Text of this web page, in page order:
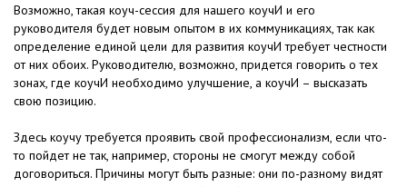
Возможно, такая коуч-сессия для нашего коучИ и его
руководителя будет новым опытом в их коммуникациях, так как
определение единой цели для развития коучИ требует честности
от них обоих. Руководителю, возможно, придется говорить о тех
зонах, где коучИ необходимо улучшение, а коучИ – высказать
свою позицию.
Здесь коучу требуется проявить свой профессионализм, если что-
то пойдет не так, например, стороны не смогут между собой
договориться. Причины могут быть разные: они по-разному видят